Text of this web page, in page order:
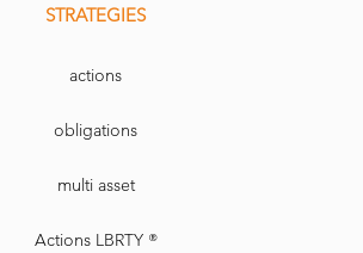
STRATEGIES
actions
obligations
multi asset
Actions LBRTY ®